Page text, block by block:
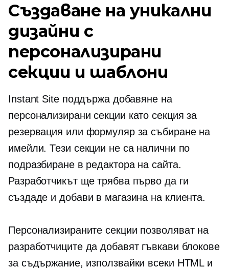
Създаване на уникални
дизайни с
персонализирани
секции и шаблони
Instant Site поддържа добавяне на
персонализирани секции като секция за
резервация или формуляр за събиране на
имейли. Тези секции не са налични по
подразбиране в редактора на сайта.
Разработчикът ще трябва първо да ги
създаде и добави в магазина на клиента.
Персонализираните секции позволяват на
разработчиците да добавят гъвкави блокове
за съдържание, използвайки всеки HTML и